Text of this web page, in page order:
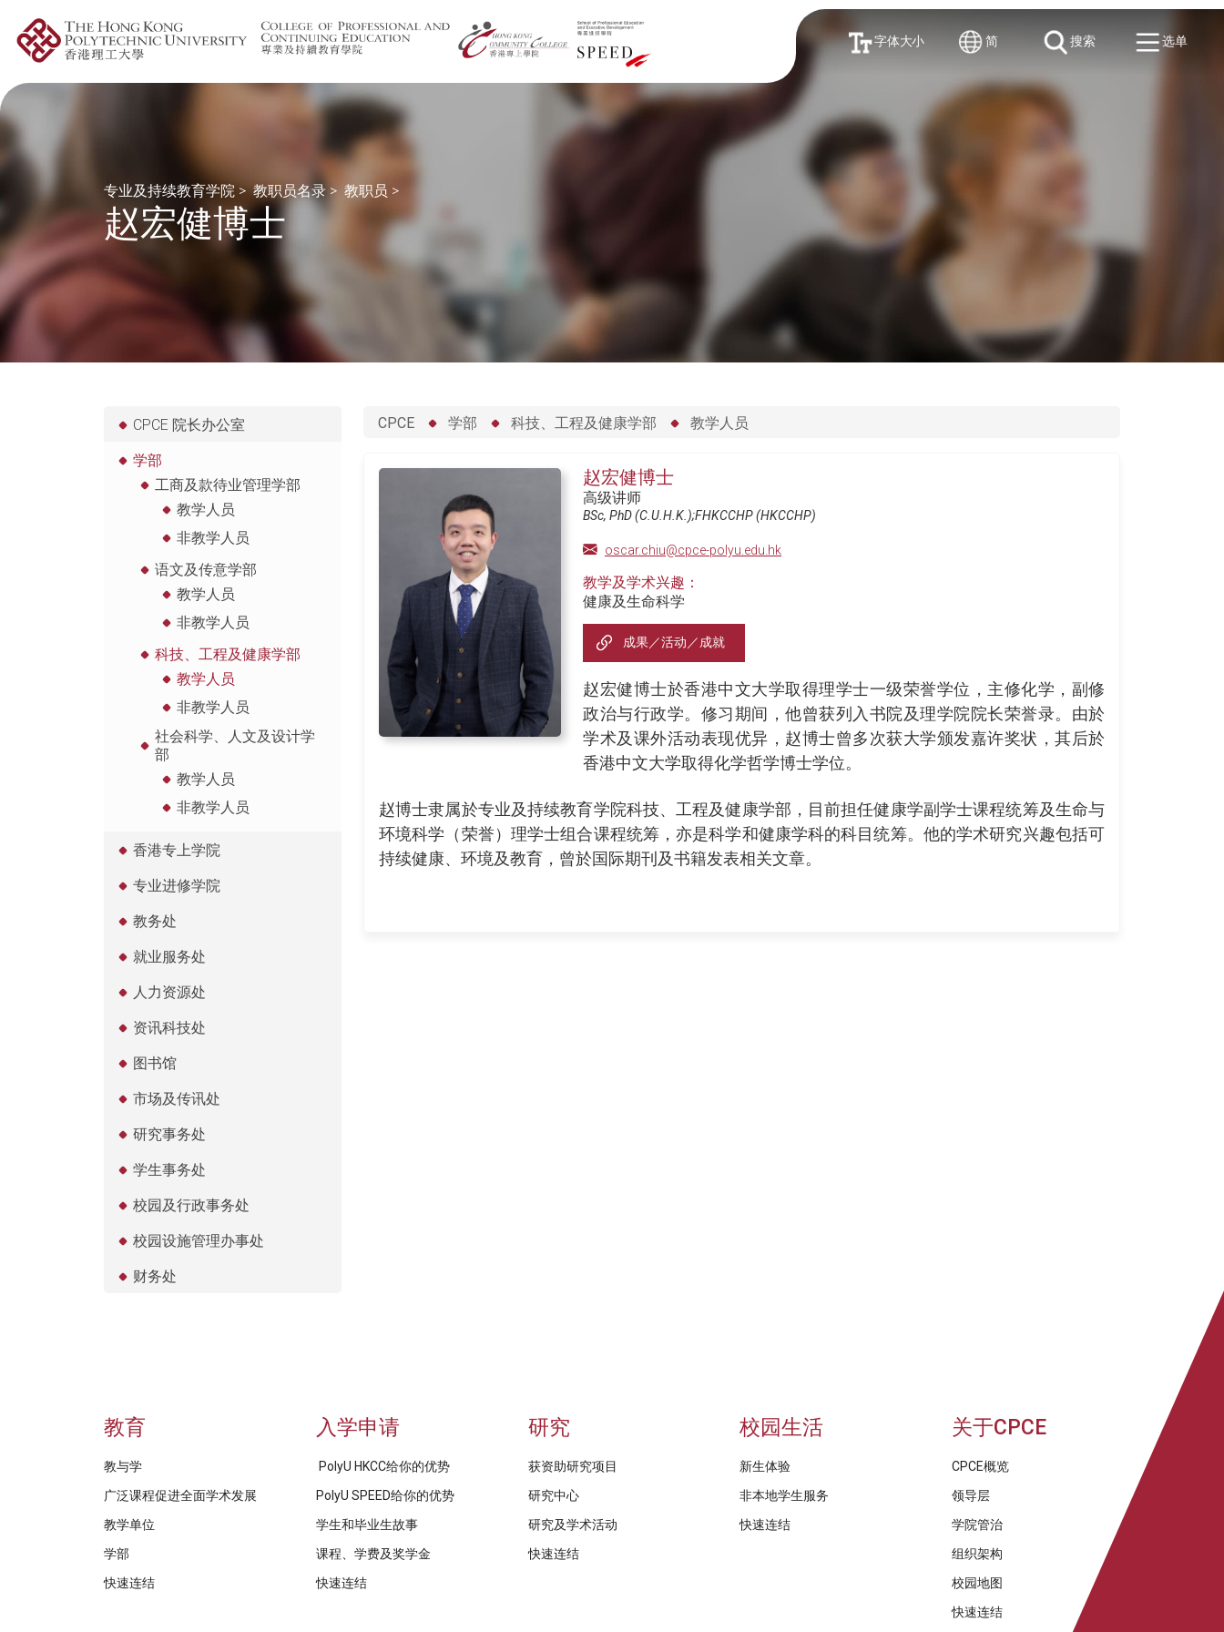
字体大小 简 搜索 选单
专业及持续教育学院 > 教职员名录 > 教职员 >
赵宏健博士
CPCE 院长办公室
学部
工商及款待业管理学部
教学人员
非教学人员
语文及传意学部
教学人员
非教学人员
科技、工程及健康学部
教学人员
非教学人员
社会科学、人文及设计学
部
教学人员
非教学人员
香港专上学院
专业进修学院
教务处
就业服务处
人力资源处
资讯科技处
图书馆
市场及传讯处
研究事务处
学生事务处
校园及行政事务处
校园设施管理办事处
财务处
CPCE 学部 科技、工程及健康学部 教学人员
赵宏健博士
高级讲师
BSc, PhD (C.U.H.K.);FHKCCHP (HKCCHP)
oscar.chiu@cpce-polyu.edu.hk
教学及学术兴趣：
健康及生命科学
成果／活动／成就
赵宏健博士於香港中文大学取得理学士一级荣誉学位，主修化学，副修
政治与行政学。修习期间，他曾获列入书院及理学院院长荣誉录。由於
学术及课外活动表现优异，赵博士曾多次获大学颁发嘉许奖状，其后於
香港中文大学取得化学哲学博士学位。
赵博士隶属於专业及持续教育学院科技、工程及健康学部，目前担任健康学副学士课程统筹及生命与
环境科学（荣誉）理学士组合课程统筹，亦是科学和健康学科的科目统筹。他的学术研究兴趣包括可
持续健康、环境及教育，曾於国际期刊及书籍发表相关文章。
教育
教与学
广泛课程促进全面学术发展
教学单位
学部
快速连结
入学申请
PolyU HKCC给你的优势
PolyU SPEED给你的优势
学生和毕业生故事
课程、学费及奖学金
快速连结
研究
获资助研究项目
研究中心
研究及学术活动
快速连结
校园生活
新生体验
非本地学生服务
快速连结
关于CPCE
CPCE概览
领导层
学院管治
组织架构
校园地图
快速连结